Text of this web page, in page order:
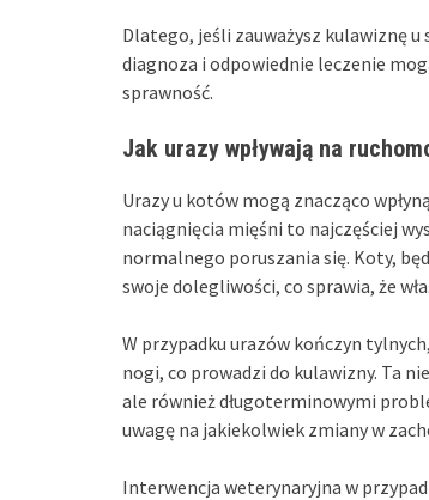
Dlatego, jeśli zauważysz kulawiznę
diagnoza i odpowiednie leczenie
sprawność.
Jak urazy wpływają na
Urazy u kotów mogą znacząco
naciągnięcia mięśni to najczęściej
normalnego poruszania się. Koty,
swoje dolegliwości, co sprawia, że
W przypadku urazów kończyn
nogi, co prowadzi do kulawizny. Ta
ale również długoterminowymi
uwagę na jakiekolwiek zmiany w
Interwencja weterynaryjna w